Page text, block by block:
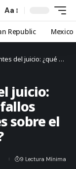
Aa
Republic Mexico
ferroviarios anteriores sobre el accidente de Adamuz?
juicio:
sobre el
9 Lectura Mínima